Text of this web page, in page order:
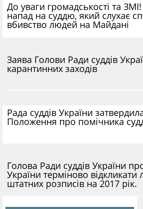
До уваги громадськості та
напад на суддю, який слухає
вбивство людей на Майдані
​Заява Голови Ради суддів
карантинних заходів
Рада суддів України
Положення про помічника
Голова Ради суддів України
України терміново
штатних розписів на 2017 рік.